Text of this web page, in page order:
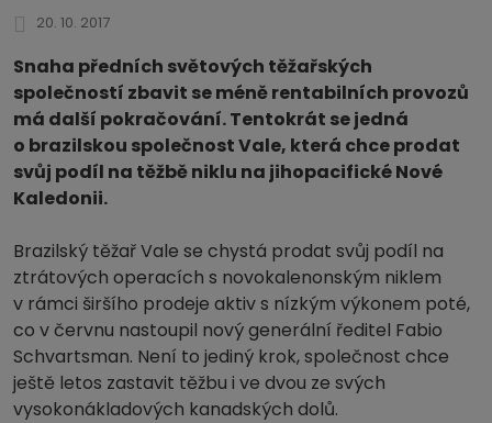
20. 10. 2017
Snaha předních světových těžařských
společností zbavit se méně rentabilních provozů
má další pokračování. Tentokrát se jedná
o brazilskou společnost Vale, která chce prodat
svůj podíl na těžbě niklu na jihopacifické Nové
Kaledonii.
Brazilský těžař Vale se chystá prodat svůj podíl na
ztrátových operacích s novokalenonským niklem
v rámci širšího prodeje aktiv s nízkým výkonem poté,
co v červnu nastoupil nový generální ředitel Fabio
Schvartsman. Není to jediný krok, společnost chce
ještě letos zastavit těžbu i ve dvou ze svých
vysokonákladových kanadských dolů.